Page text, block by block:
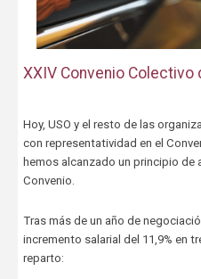
XXIV Convenio
Hoy, USO y el resto de las
con representatividad en el
hemos alcanzado un principio de
Convenio.
Tras más de un año de
incremento salarial del 11,9% en
reparto: